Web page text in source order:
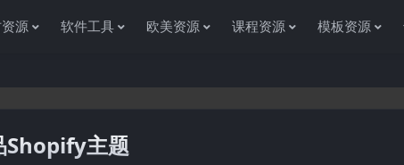
源 软件工具 欧美资源 课程资源 模板资源
Shopify主题